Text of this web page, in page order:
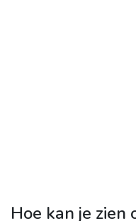
Hoe kan je zien